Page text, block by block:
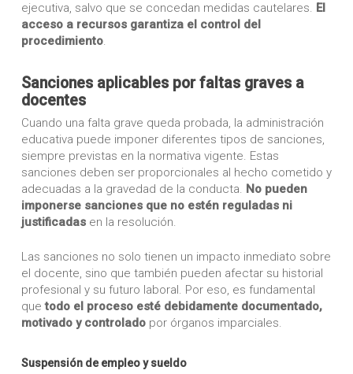
ejecutiva, salvo que se concedan medidas cautelares. El
acceso a recursos garantiza el control del
procedimiento.
Sanciones aplicables por faltas graves a
docentes
Cuando una falta grave queda probada, la administración
educativa puede imponer diferentes tipos de sanciones,
siempre previstas en la normativa vigente. Estas
sanciones deben ser proporcionales al hecho cometido y
adecuadas a la gravedad de la conducta. No pueden
imponerse sanciones que no estén reguladas ni
justificadasen la resolución.
Las sanciones no solo tienen un impacto inmediato sobre
el docente, sino que también pueden afectar su historial
profesional y su futuro laboral. Por eso, es fundamental
quetodo el proceso esté debidamente documentado,
motivado y controladopor órganos imparciales.
Suspensión de empleo y sueldo